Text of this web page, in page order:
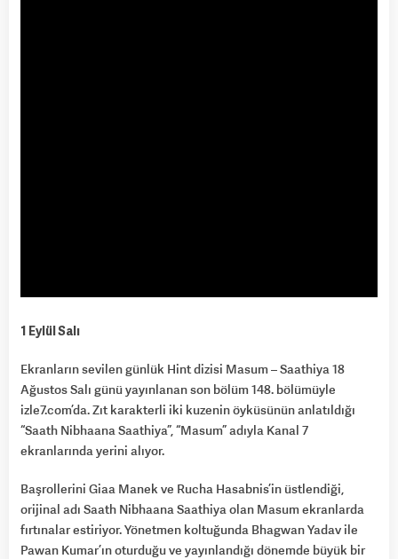
1 Eylül Salı
Ekranların sevilen günlük Hint dizisi Masum – Saathiya 18
Ağustos Salı günü yayınlanan son bölüm 148. bölümüyle
izle7.com’da. Zıt karakterli iki kuzenin öyküsünün anlatıldığı
“Saath Nibhaana Saathiya”, “Masum” adıyla Kanal 7
ekranlarında yerini alıyor.
Başrollerini Giaa Manek ve Rucha Hasabnis’in üstlendiği,
orijinal adı Saath Nibhaana Saathiya olan Masum ekranlarda
fırtınalar estiriyor. Yönetmen koltuğunda Bhagwan Yadav ile
Pawan Kumar’ın oturduğu ve yayınlandığı dönemde büyük bir